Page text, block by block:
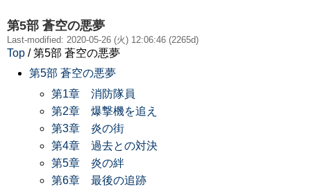
第5部 蒼空の悪夢
Last-modified: 2020-05-26 (火) 12:06:46 (2265d)
Top / 第5部 蒼空の悪夢
第5部 蒼空の悪夢
第1章 消防隊員
第2章 爆撃機を追え
第3章 炎の街
第4章 過去との対決
第5章 炎の絆
第6章 最後の追跡